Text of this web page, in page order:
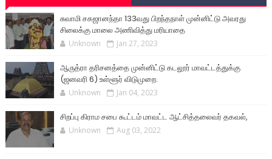
சுவாமி சகஜானந்தா 133வது பிறந்தநாள் முன்னிட்டு அவரது
சிலைக்கு மாலை அணிவித்து மரியாதை
Unknown Jan 27, 2023
ஆருத்ரா தரிசனத்தை முன்னிட்டு கடலூர் மாவட்டத்துக்கு
(ஜனவரி 6) உள்ளூர் விடுமுறை.
Unknown Jan 04, 2023
சிறப்பு கிராம சபை கூட்டம் மாவட்ட ஆட்சித்தலைவர் தகவல்,
Unknown Aug 03, 2022